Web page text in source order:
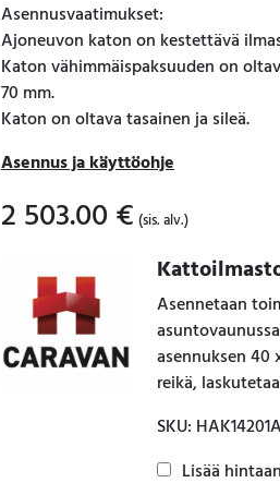
Asennusvaatimukset:
Ajoneuvon katon on kestettävä
Katon vähimmäispaksuuden on
70 mm.
Katon on oltava tasainen ja sileä.
Asennus ja käyttöohje
2 503.00 € (sis. alv.)
Asennetaan
asennuksen
reikä,
SKU:
Lisää hintaan